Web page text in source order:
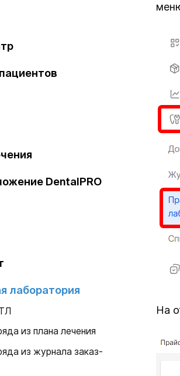
DentalPRO
лаборатория
из плана лечения
из журнала заказ-
На